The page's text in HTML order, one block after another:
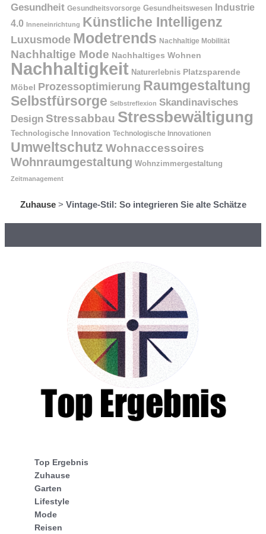
Gesundheit Gesundheitsvorsorge Gesundheitswesen Industrie
4.0
Inneneinrichtung Künstliche Intelligenz
Luxusmode Modetrends Nachhaltige Mobilität
Nachhaltige Mode Nachhaltiges Wohnen
Nachhaltigkeit Naturerlebnis Platzsparende
Möbel
Prozessoptimierung Raumgestaltung
Selbstfürsorge Selbstreflexion Skandinavisches
Design Stressabbau Stressbewältigung
Technologische Innovation Technologische Innovationen
Umweltschutz Wohnaccessoires
Wohnraumgestaltung Wohnzimmergestaltung
Zeitmanagement
Zuhause> Vintage-Stil: So integrieren Sie alte Schätze
Top Ergebnis
Zuhause
Garten
Lifestyle
Mode
Reisen